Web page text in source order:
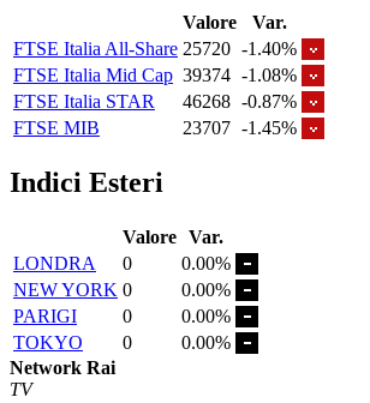
Valore
Var.
FTSE Italia All-Share 25720 -1.40%
FTSE Italia Mid Cap 39374 -1.08%
FTSE Italia STAR
46268 -0.87%
FTSE MIB
23707 -1.45%
Indici Esteri
Valore Var.
LONDRA
0
0.00%
NEW YORK 0
0.00%
PARIGI
0
0.00%
TOKYO
0
0.00%
Network Rai
TV